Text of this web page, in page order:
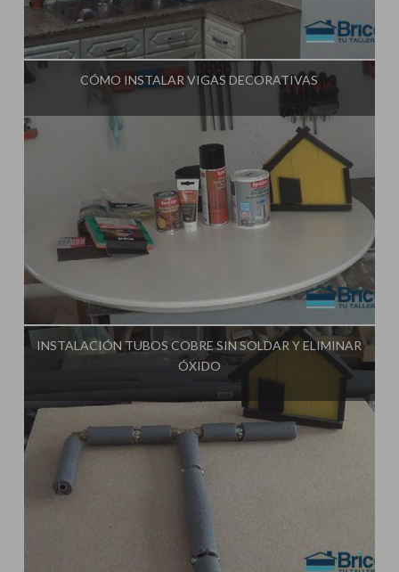
Influencer:Tu Taller de Bricolaje
CÓMO INSTALAR VIGAS DECORATIVAS
Influencer:Tu Taller de Bricolaje
INSTALACIÓN TUBOS COBRE SIN SOLDAR Y ELIMINAR
ÓXIDO